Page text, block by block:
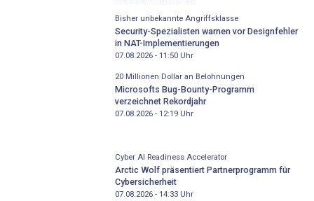
Bisher unbekannte Angriffsklasse
Security-Spezialisten warnen vor Designfehler
in NAT-Implementierungen
07.08.2026 - 11:50Uhr
20 Millionen Dollar an Belohnungen
Microsofts Bug-Bounty-Programm
verzeichnet Rekordjahr
07.08.2026 - 12:19Uhr
Cyber AI Readiness Accelerator
Arctic Wolf präsentiert Partnerprogramm für
Cybersicherheit
07.08.2026 - 14:33Uhr